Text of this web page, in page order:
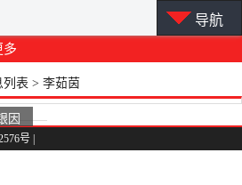
多
导航
列表 > 李茹茵
因
号 |